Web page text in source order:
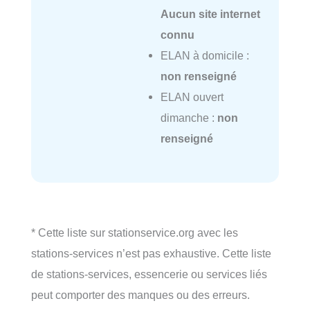
Aucun site internet
connu
ELAN à domicile :
non renseigné
ELAN ouvert
dimanche : non
renseigné
* Cette liste sur stationservice.org avec les
stations-services n’est pas exhaustive. Cette liste
de stations-services, essencerie ou services liés
peut comporter des manques ou des erreurs.